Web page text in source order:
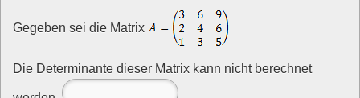
Gegeben sei die Matrix
Die Determinante dieser Matrix kann nicht berechnet